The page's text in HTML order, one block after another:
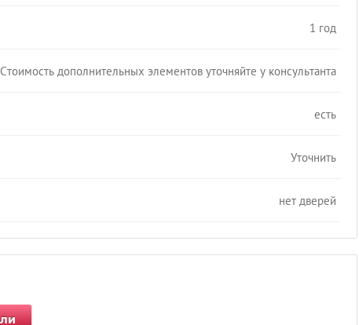
1 год
Стоимость дополнительных элементов уточняйте у консультанта
есть
Уточнить
нет дверей